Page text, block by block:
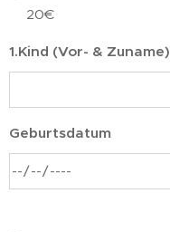
20€
1.Kind (Vor- & Zuname)
Geburtsdatum